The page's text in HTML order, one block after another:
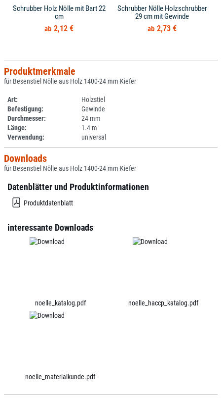
Schrubber Holz Nölle mit Bart 22
cm
2,12 €
Schrubber Nölle Holzschrubber
29 cm mit Gewinde
2,73 €
Produktmerkmale
für Besenstiel Nölle aus Holz 1400-24 mm Kiefer
Art:
Holzstiel
Befestigung:
Gewinde
Durchmesser:
24 mm
Länge:
1.4 m
Verwendung:
universal
Downloads
für Besenstiel Nölle aus Holz 1400-24 mm Kiefer
Datenblätter und Produktinformationen
Produktdatenblatt
interessante Downloads
noelle_katalog.pdf noelle_haccp_katalog.pdf
noelle_materialkunde.pdf